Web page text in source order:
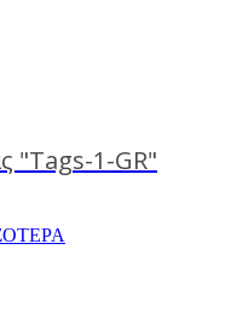
"Tags-1-GR"